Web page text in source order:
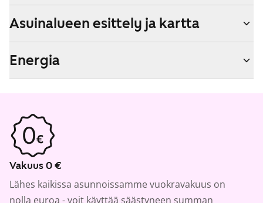
Asuinalueen esittely ja kartta
Energia
Vakuus 0 €
Lähes kaikissa asunnoissamme vuokravakuus on
nolla euroa - voit käyttää säästyneen summan